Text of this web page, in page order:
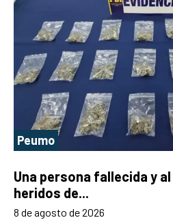
Peumo
Una persona fallecida y
heridos de...
8 de agosto de 2026